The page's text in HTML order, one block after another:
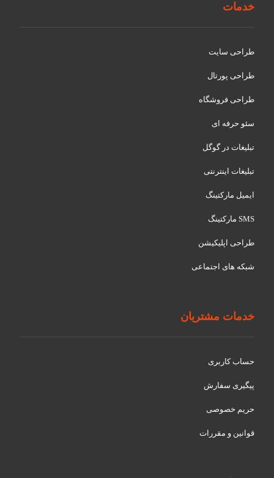
خدمات
طراحی سایت
طراحی پورتال
طراحی فروشگاه
سئو حرفه ای
تبلیغات در گوگل
تبلیغات اینترنتی
ایمیل مارکتینگ
SMS مارکتینگ
طراحی اپلیکیشن
شبکه های اجتماعی
خدمات مشتریان
حساب کاربری
پیگیری سفارش
حریم خصوصی
قوانین و مقررات